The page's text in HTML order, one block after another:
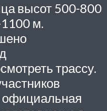
высот 500-800
м.
трассу.
официальная